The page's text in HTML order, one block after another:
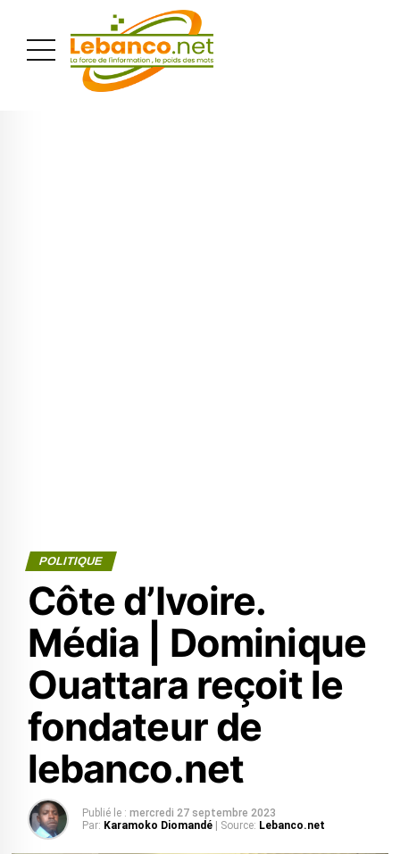
POLITIQUE
Côte d’Ivoire.
Média | Dominique
Ouattara reçoit le
fondateur de
lebanco.net
Publié le : mercredi 27 septembre 2023
Par: Karamoko Diomandé | Source: Lebanco.net